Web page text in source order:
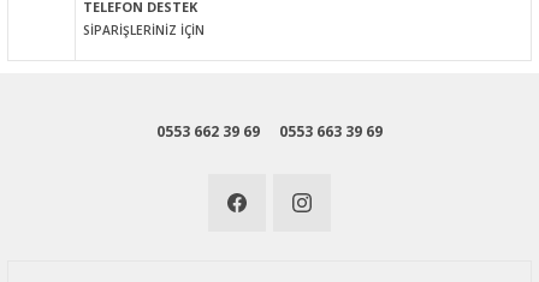
TELEFON DESTEK
SİPARİŞLERİNİZ İÇİN
0553 662 39 69 0553 663 39 69